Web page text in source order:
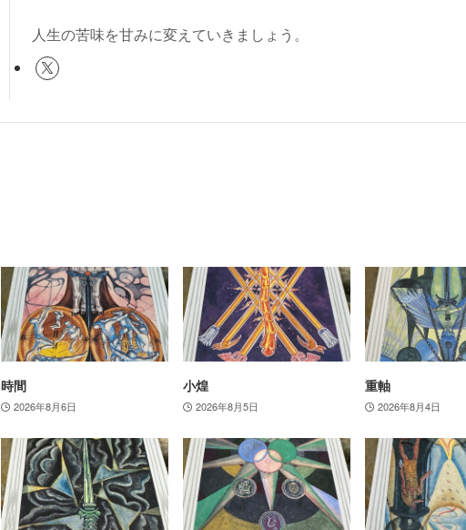
人生の苦味を甘みに変えていきましょう。
時間
2026年8月6日
小煌
2026年8月5日
重軸
2026年8月4日